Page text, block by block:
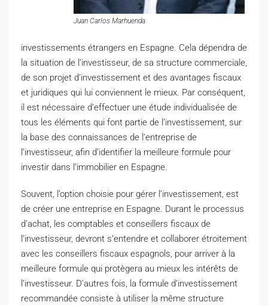
Juan Carlos Marhuenda
investissements étrangers en Espagne. Cela dépendra de
la situation de l’investisseur, de sa structure commerciale,
de son projet d’investissement et des avantages fiscaux
et juridiques qui lui conviennent le mieux. Par conséquent,
il est nécessaire d’effectuer une étude individualisée de
tous les éléments qui font partie de l’investissement, sur
la base des connaissances de l’entreprise de
l’investisseur, afin d’identifier la meilleure formule pour
investir dans l’immobilier en Espagne.
Souvent, l’option choisie pour gérer l’investissement, est
de créer une entreprise en Espagne. Durant le processus
d’achat, les comptables et conseillers fiscaux de
l’investisseur, devront s’entendre et collaborer étroitement
avec les conseillers fiscaux espagnols, pour arriver à la
meilleure formule qui protègera au mieux les intérêts de
l’investisseur. D’autres fois, la formule d’investissement
recommandée consiste à utiliser la même structure